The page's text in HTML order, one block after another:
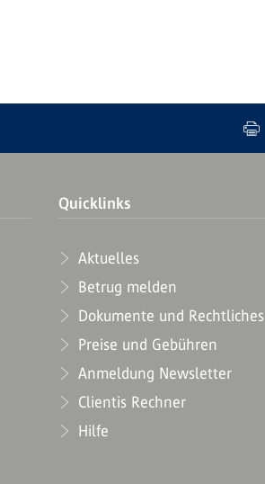
Quicklinks
Aktuelles
Betrug melden
Dokumente und Rechtliches
Preise und Gebühren
Anmeldung Newsletter
Clientis Rechner
Hilfe